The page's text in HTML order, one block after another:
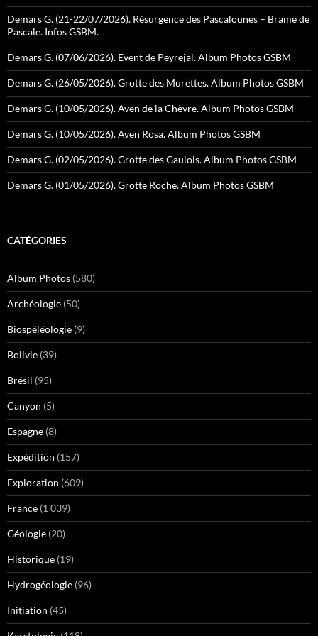
Demars G. (21-22/07/2026). Résurgence des Pascalounes – Brame de
Pascale. Infos GSBM.
Demars G. (07/06/2026). Event de Peyrejal. Album Photos GSBM
Demars G. (26/05/2026). Grotte des Murettes. Album Photos GSBM
Demars G. (10/05/2026). Aven de la Chèvre. Album Photos GSBM
Demars G. (10/05/2026). Aven Rosa. Album Photos GSBM
Demars G. (02/05/2026). Grotte des Gaulois. Album Photos GSBM
Demars G. (01/05/2026). Grotte Roche. Album Photos GSBM
CATÉGORIES
Album Photos (580)
Archéologie (50)
Biospéléologie (9)
Bolivie (39)
Brésil (95)
Canyon (5)
Espagne (8)
Expédition (157)
Exploration (609)
France (1 039)
Géologie (20)
Historique (19)
Hydrogéologie (96)
Initiation (45)